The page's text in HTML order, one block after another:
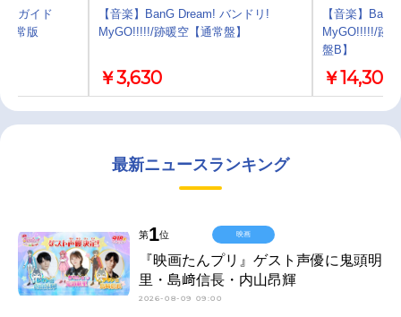
ガイド
通常版
【音楽】BanG Dream! バンドリ!
MyGO!!!!!/跡暖空【通常盤】
￥3,630
【音楽】
MyGO!!!!!/跡
盤B】
￥14,300
最新ニュースランキング
第1位
『映画たんプリ』ゲスト声優に鬼頭明
里・島﨑信長・内山昂輝
2026-08-09 09:00
映画